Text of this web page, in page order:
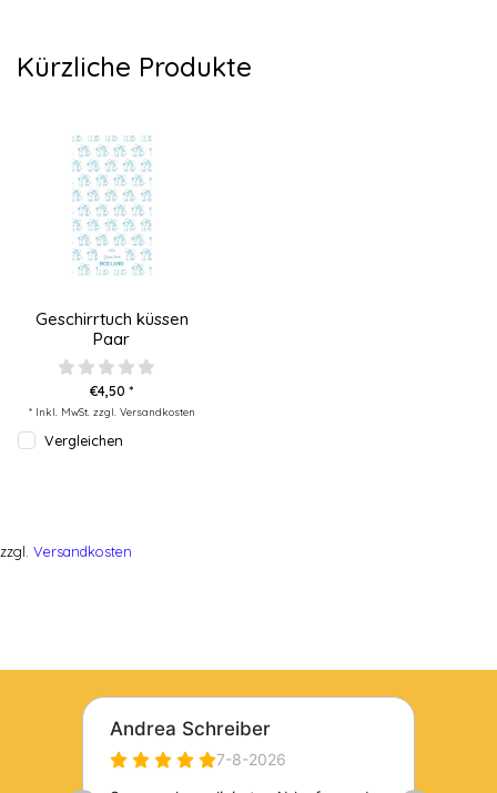
Kürzliche Produkte
Geschirrtuch küssen
Paar
€4,50 *
* Inkl. MwSt. zzgl. Versandkosten
Vergleichen
zzgl. Versandkosten